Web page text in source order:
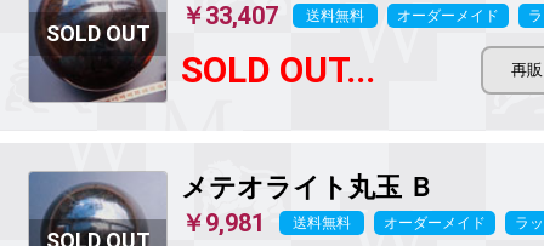
￥33,407 送料無料 オーダーメイド
SOLD OUT...
メテオライト丸玉 Ｂ
￥9,981 送料無料 オーダーメイド ラ